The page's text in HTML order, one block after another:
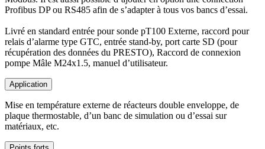
Profibus DP ou RS485 afin de s’adapter à tous vos bancs d’essai.
Livré en standard entrée pour sonde pT100 Externe, raccord pour
relais d’alarme type GTC, entrée stand-by, port carte SD (pour
récupération des données du PRESTO), Raccord de connexion
pompe Mâle M24x1.5, manuel d’utilisateur.
Application
Mise en température externe de réacteurs double enveloppe, de
plaque thermostable, d’un banc de simulation ou d’essai sur
matériaux, etc.